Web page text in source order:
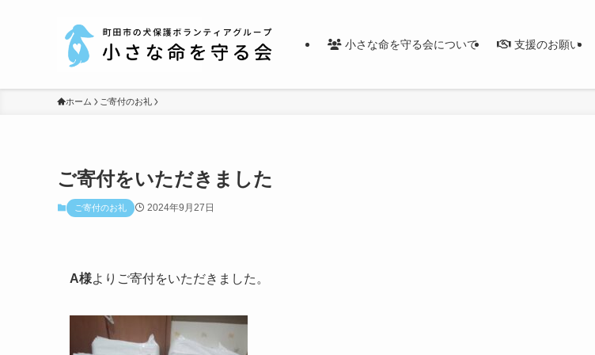
小さな命を守る会について 支援のお願い
ホーム ご寄付のお礼
ご寄付をいただきました
ご寄付のお礼 2024年9月27日
A様よりご寄付をいただきました。